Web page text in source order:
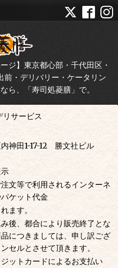
ジ】東京都心部・千代田区・
前・デリバリー・ケータリン
ら、「寿司処菱膳」で。
サービス
神田1-17-12 勝文社ビル
文等で利用されるインターネ
ケット代金
ます。
後、都合により販売終了とな
につきましては、申し訳ござ
セルとさせて頂きます。
ットカードによるお支払い